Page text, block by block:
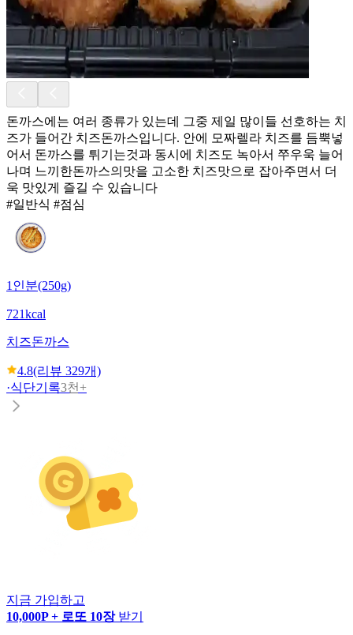
돈까스에는 여러 종류가 있는데 그중 제일 많이들 선호하는 치
즈가 들어간 치즈돈까스입니다. 안에 모짜렐라 치즈를 듬뿍넣
어서 돈까스를 튀기는것과 동시에 치즈도 녹아서 쭈우욱 늘어
나며 느끼한돈까스의맛을 고소한 치즈맛으로 잡아주면서 더
욱 맛있게 즐길 수 있습니다
#일반식 #점심
1인분(250g)
721kcal
치즈돈까스
4.8(리뷰 329개)
·식단기록3천+
지금 가입하고
10,000P + 로또 10장 받기